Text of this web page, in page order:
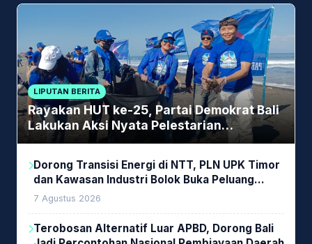
LIPUTAN BERITA
Rayakan HUT ke-25, Partai Demokrat Bali
Lakukan Aksi Nyata Pelestarian
Lingkungan
Dorong Transisi Energi di NTT, PLN UPK Timor
dan Kawasan Industri Bolok Buka Peluang
Investasi Woodchip untuk Cofiring PLTU Bolok
7 Agustus 2026
Terobosan Alternatif Luar APBD, Dorong Bali